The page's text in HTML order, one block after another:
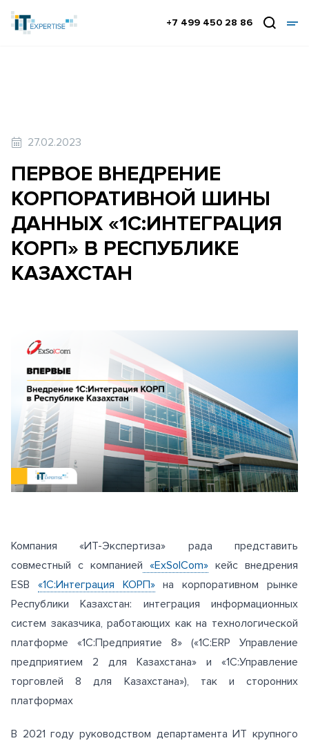
+7 499 450 28 86
27.02.2023
ПЕРВОЕ ВНЕДРЕНИЕ
КОРПОРАТИВНОЙ ШИНЫ
ДАННЫХ «1С:ИНТЕГРАЦИЯ
КОРП» В РЕСПУБЛИКЕ
КАЗАХСТАН
Компания «ИТ-Экспертиза» рада представить
совместный с компанией «ExSolCom» кейс внедрения
ESB «1С:Интеграция КОРП»на корпоративном рынке
Республики Казахстан: интеграция информационных
систем заказчика, работающих как на технологической
платформе «1С:Предприятие 8» («1С:ERP Управление
предприятием 2 для Казахстана» и «1С:Управление
торговлей 8 для Казахстана»), так и сторонних
платформах
В 2021 году руководством департамента ИТ крупного